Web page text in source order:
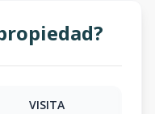
VISITA